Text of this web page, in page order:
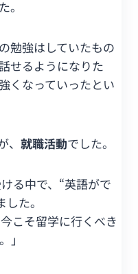
。
勉強はしていたもの
せるようになりた
くなっていったとい
就職活動でした。
る中で、“英語がで
た。
こそ留学に行くべき
」